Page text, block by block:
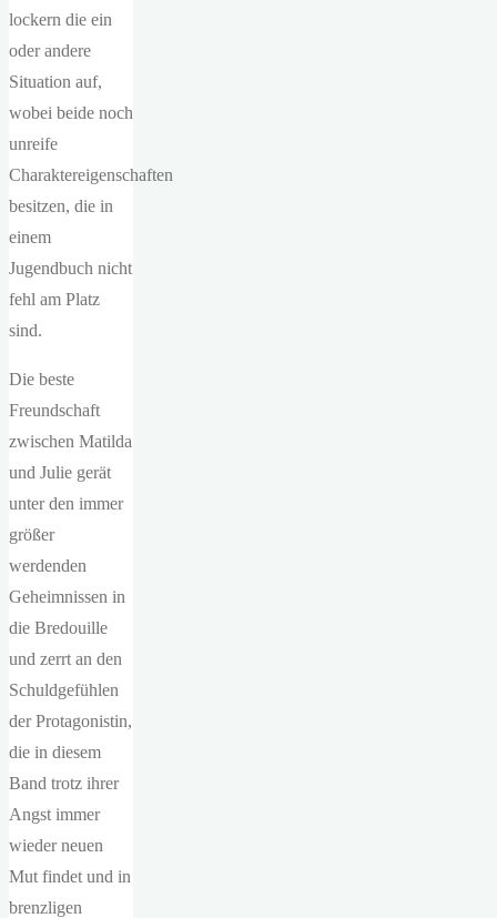
lockern die ein
oder andere
Situation auf,
wobei beide noch
unreife
Charaktereigenschaften
besitzen, die in
einem
Jugendbuch nicht
fehl am Platz
sind.
Die beste
Freundschaft
zwischen Matilda
und Julie gerät
unter den immer
größer
werdenden
Geheimnissen in
die Bredouille
und zerrt an den
Schuldgefühlen
der Protagonistin,
die in diesem
Band trotz ihrer
Angst immer
wieder neuen
Mut findet und in
brenzligen